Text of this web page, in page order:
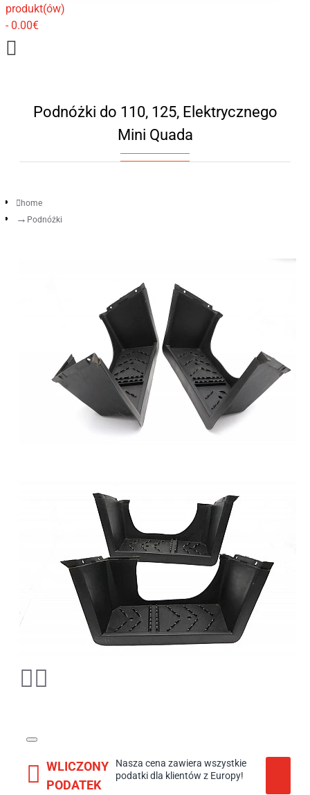
produkt(ów)
- 0.00€
Podnóżki do 110, 125, Elektrycznego
Mini Quada
home
Podnóżki
WLICZONY
PODATEK
Nasza cena zawiera wszystkie
podatki dla klientów z Europy!